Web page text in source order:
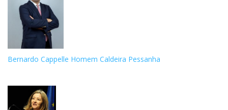
Bernardo Cappelle Homem Caldeira Pessanha